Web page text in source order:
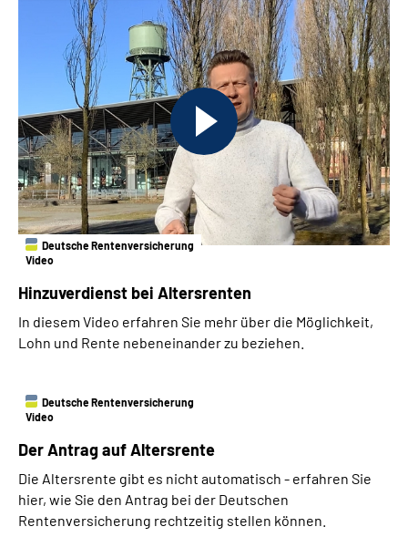
Deutsche Rentenversicherung
Video
Hinzuverdienst bei Altersrenten
In diesem Video erfahren Sie mehr über die Möglichkeit,
Lohn und Rente nebeneinander zu beziehen.
Deutsche Rentenversicherung
Video
Der Antrag auf Altersrente
Die Altersrente gibt es nicht automatisch - erfahren Sie
hier, wie Sie den Antrag bei der Deutschen
Rentenversicherung rechtzeitig stellen können.